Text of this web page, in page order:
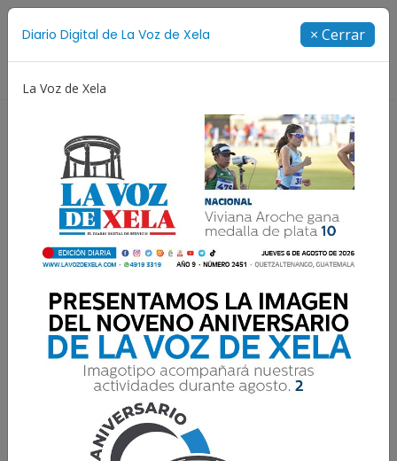
Diario Digital de La Voz de Xela × Cerrar
La Voz de Xela
¿Qué son las pruebas
psicométricas que pasan
en un proceso de
reclutamiento y selección
de personal?